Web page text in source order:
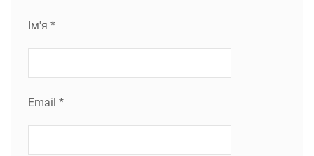
Ім'я *
Email *